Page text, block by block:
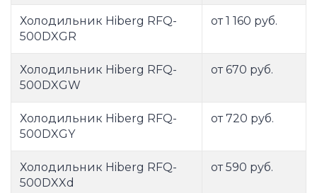
Холодильник Hiberg RFQ-
500DXGR
от 1 160 руб.
Холодильник Hiberg RFQ-
500DXGW
от 670 руб.
Холодильник Hiberg RFQ-
500DXGY
от 720 руб.
Холодильник Hiberg RFQ-
500DXXd
от 590 руб.